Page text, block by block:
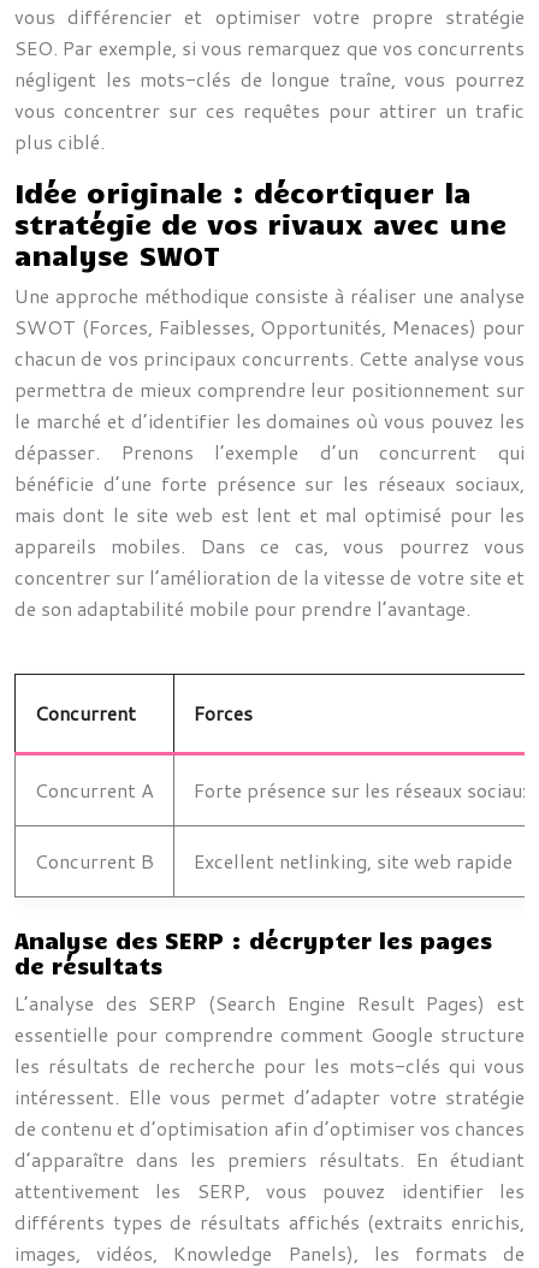
vous différencier et optimiser votre propre stratégie
SEO. Par exemple, si vous remarquez que vos concurrents
négligent les mots-clés de longue traîne, vous pourrez
vous concentrer sur ces requêtes pour attirer un trafic
plus ciblé.
Idée originale : décortiquer la
stratégie de vos rivaux avec une
analyse SWOT
Une approche méthodique consiste à réaliser une analyse
SWOT (Forces, Faiblesses, Opportunités, Menaces) pour
chacun de vos principaux concurrents. Cette analyse vous
permettra de mieux comprendre leur positionnement sur
le marché et d’identifier les domaines où vous pouvez les
dépasser. Prenons l’exemple d’un concurrent qui
bénéficie d’une forte présence sur les réseaux sociaux,
mais dont le site web est lent et mal optimisé pour les
appareils mobiles. Dans ce cas, vous pourrez vous
concentrer sur l’amélioration de la vitesse de votre site et
de son adaptabilité mobile pour prendre l’avantage.
Concurrent Forces
Concurrent A Forte présence sur les réseaux
Concurrent B Excellent netlinking, site web rapide
Analyse des SERP : décrypter les pages
de résultats
L’analyse des SERP (Search Engine Result Pages) est
essentielle pour comprendre comment Google structure
les résultats de recherche pour les mots-clés qui vous
intéressent. Elle vous permet d’adapter votre stratégie
de contenu et d’optimisation afin d’optimiser vos chances
d’apparaître dans les premiers résultats. En étudiant
attentivement les SERP, vous pouvez identifier les
différents types de résultats affichés (extraits enrichis,
images, vidéos, Knowledge Panels), les formats de